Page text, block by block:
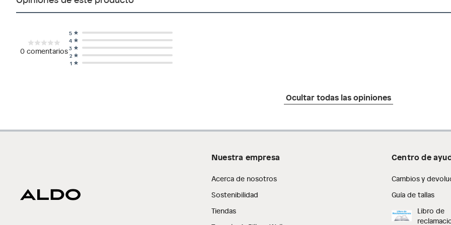
0 comentarios
1
2
3
4
5
Ocultar todas las opiniones
Nuestra empresa
Acerca de nosotros
Sostenibilidad
Tiendas
Centro de
Cambios y
Guía de tallas
Libro de